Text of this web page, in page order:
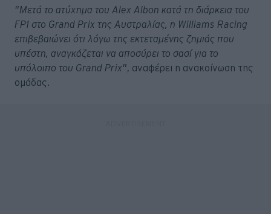
"Μετά το ατύχημα του Alex Albon κατά τη διάρκεια του
FP1 στο Grand Prix της Αυστραλίας, η Williams Racing
επιβεβαιώνει ότι λόγω της εκτεταμένης ζημιάς που
υπέστη, αναγκάζεται να αποσύρει το σασί για το
υπόλοιπο του Grand Prix", αναφέρει η ανακοίνωση της
ομάδας.